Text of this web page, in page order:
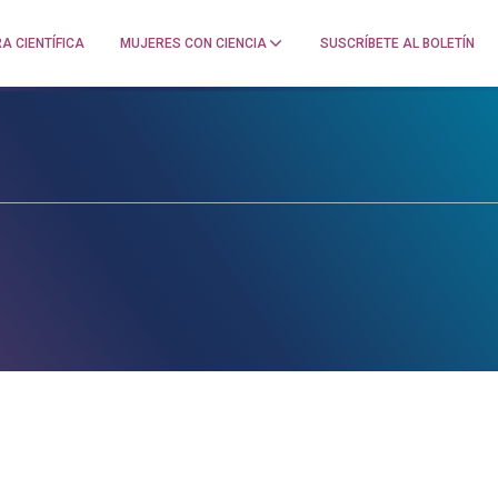
CIENTÍFICA MUJERES CON CIENCIA SUSCRÍBETE AL BOLETÍN